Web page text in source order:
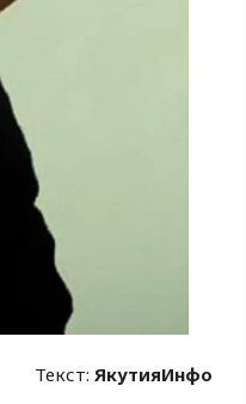
Текст:ЯкутияИнфо